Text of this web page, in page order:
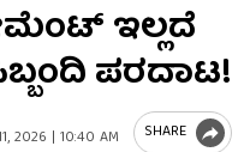
ಇಲ್ಲದೆ
ಪರದಾಟ!
2026 | 10:40 AM SHARE